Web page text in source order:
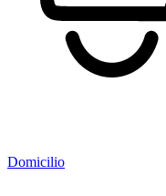
Domicilio